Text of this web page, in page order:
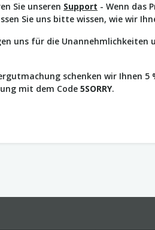
Sie unseren Support - Wenn das
Sie uns bitte wissen, wie wir
uns für die Unannehmlichkeiten
schenken wir Ihnen
mit dem Code 5SORRY.